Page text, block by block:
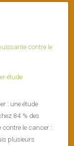
étude
: une étude
84 % des
contre le cancer :
plusieurs